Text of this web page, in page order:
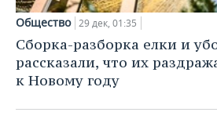
Общество 29 дек, 01:35
Сборка-разборка елки и
рассказали, что их
к Новому году